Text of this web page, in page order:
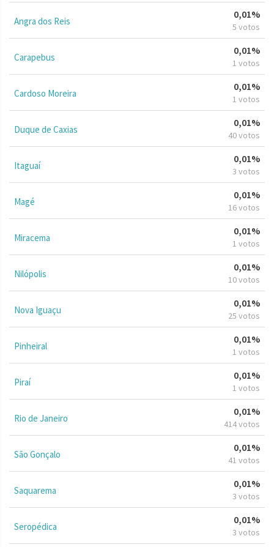
Angra dos Reis
0,01%
5 votos
Carapebus
0,01%
1 votos
Cardoso Moreira
0,01%
1 votos
Duque de Caxias
0,01%
40 votos
Itaguaí
0,01%
3 votos
Magé
0,01%
16 votos
Miracema
0,01%
1 votos
Nilópolis
0,01%
10 votos
Nova Iguaçu
0,01%
25 votos
Pinheiral
0,01%
1 votos
Piraí
0,01%
1 votos
Rio de Janeiro
0,01%
414 votos
São Gonçalo
0,01%
41 votos
Saquarema
0,01%
3 votos
Seropédica
0,01%
3 votos